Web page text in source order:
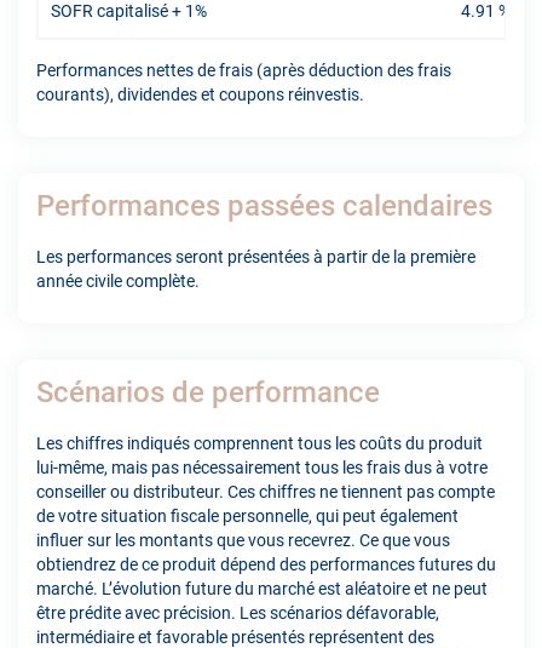
SOFR capitalisé + 1% 4.91 %
Performances nettes de frais (après déduction des frais
courants), dividendes et coupons réinvestis.
Performances passées calendaires
Les performances seront présentées à partir de la première
année civile complète.
Scénarios de performance
Les chiffres indiqués comprennent tous les coûts du produit
lui-même, mais pas nécessairement tous les frais dus à votre
conseiller ou distributeur. Ces chiffres ne tiennent pas compte
de votre situation fiscale personnelle, qui peut également
influer sur les montants que vous recevrez. Ce que vous
obtiendrez de ce produit dépend des performances futures du
marché. L’évolution future du marché est aléatoire et ne peut
être prédite avec précision. Les scénarios défavorable,
intermédiaire et favorable présentés représentent des